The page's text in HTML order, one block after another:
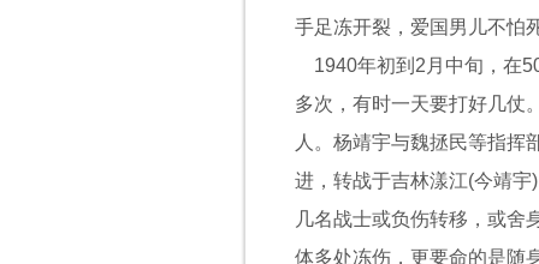
手足冻开裂，爱国男儿不怕
1940年初到 2 月中旬，在
多次，有时一天要打好几仗
人。杨靖宇与魏拯民等指挥
进，转战于吉林漾江(今靖宇)
几名战士或负伤转移，或舍
体多处冻伤，更要命的是随